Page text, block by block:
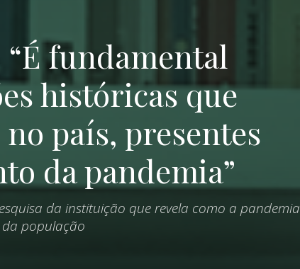
fundamental
históricas que
país, presentes
da pandemia”
da instituição que revela como a pandemia
população